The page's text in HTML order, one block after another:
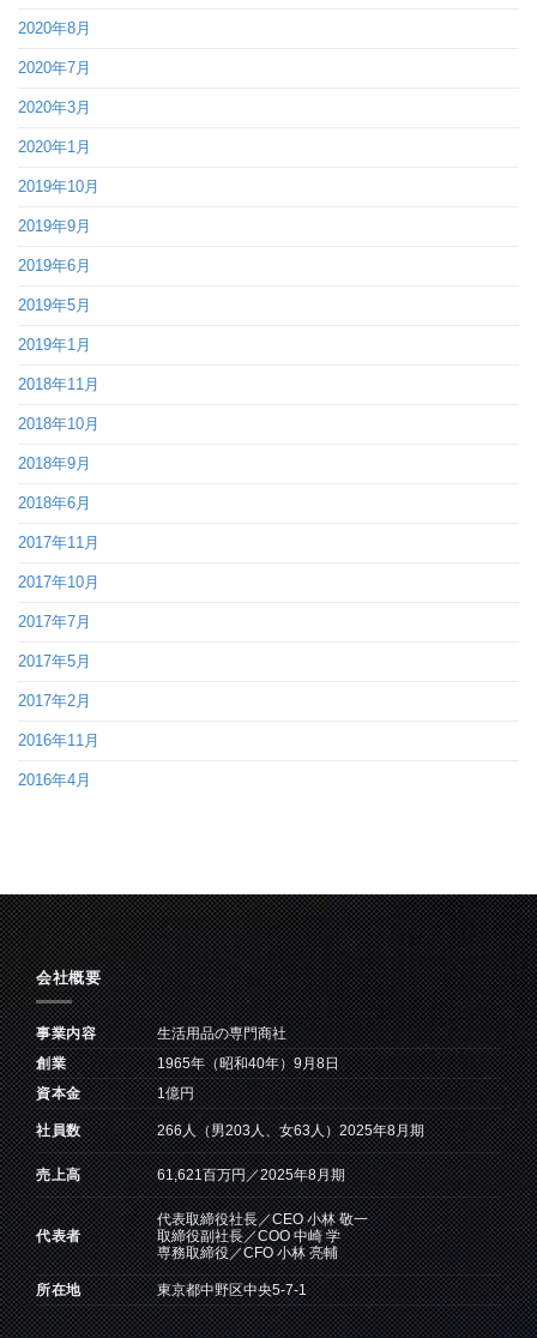
2020年8月
2020年7月
2020年3月
2020年1月
2019年10月
2019年9月
2019年6月
2019年5月
2019年1月
2018年11月
2018年10月
2018年9月
2018年6月
2017年11月
2017年10月
2017年7月
2017年5月
2017年2月
2016年11月
2016年4月
会社概要
事業内容 生活用品の専門商社
創業 1965年（昭和40年）9月8日
資本金 1億円
社員数 266人（男203人、女63人）2025年8月期
売上高 61,621百万円／2025年8月期
代表者
代表取締役社長／CEO 小林 敬一
取締役副社長／COO 中崎 学
専務取締役／CFO 小林 亮輔
所在地 東京都中野区中央5-7-1